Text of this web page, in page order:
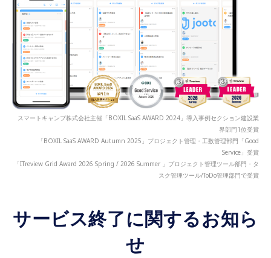
スマートキャンプ株式会社主催「BOXIL SaaS AWARD 2024」導入事例セクション建設業
界部門1位受賞
「BOXIL SaaS AWARD Autumn 2025」プロジェクト管理・工数管理部門「Good
Service」受賞
「ITreview Grid Award 2026 Spring / 2026 Summer 」プロジェクト管理ツール部門・タ
スク管理ツール/ToDo管理部門で受賞
サービス終了に関するお知ら
せ